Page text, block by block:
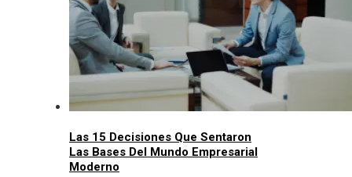
Las 15 Decisiones Que Sentaron
Las Bases Del Mundo Empresarial
Moderno